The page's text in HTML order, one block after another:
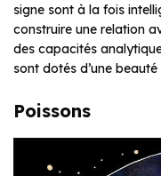
signe sont à la fois
construire une relation
des capacités
sont dotés d’une
Poissons